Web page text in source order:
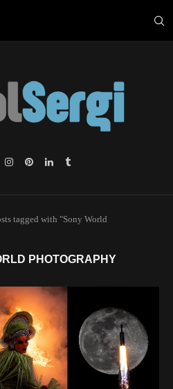
tagged with "Sony World
PHOTOGRAPHY